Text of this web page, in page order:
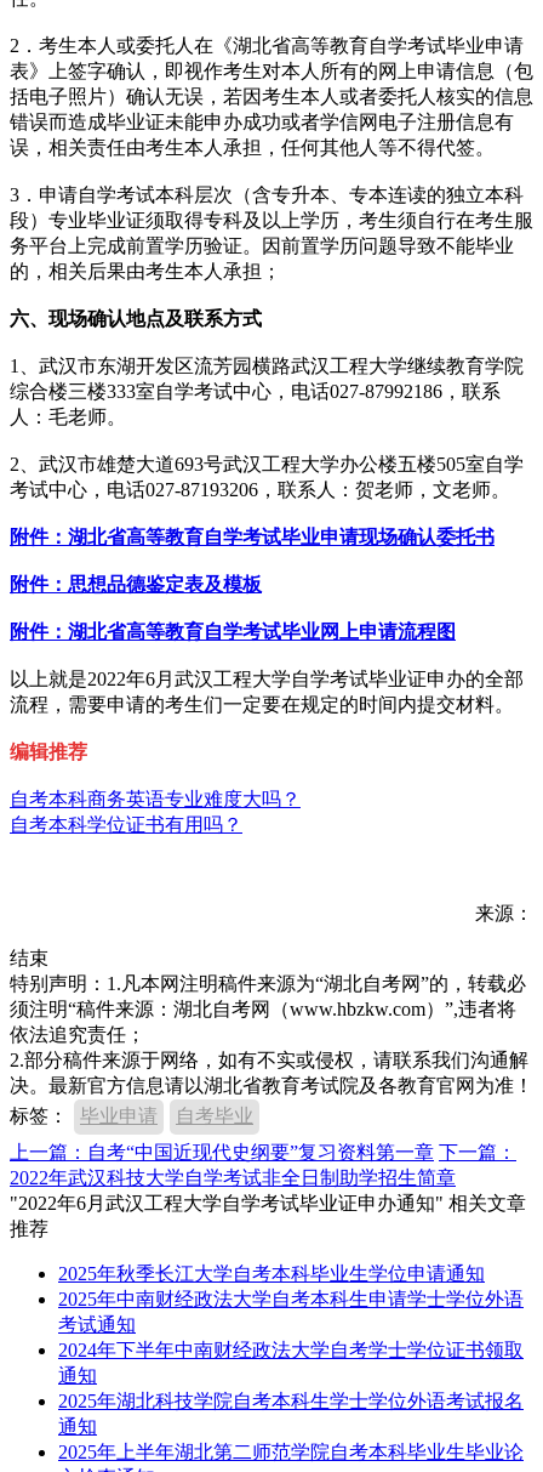
2．考生本人或委托人在《湖北省高等教育自学考试毕业申请
表》上签字确认，即视作考生对本人所有的网上申请信息（包
括电子照片）确认无误，若因考生本人或者委托人核实的信息
错误而造成毕业证未能申办成功或者学信网电子注册信息有
误，相关责任由考生本人承担，任何其他人等不得代签。
3．申请自学考试本科层次（含专升本、专本连读的独立本科
段）专业毕业证须取得专科及以上学历，考生须自行在考生服
务平台上完成前置学历验证。因前置学历问题导致不能毕业
的，相关后果由考生本人承担；
六、现场确认地点及联系方式
1、武汉市东湖开发区流芳园横路武汉工程大学继续教育学院
综合楼三楼333室自学考试中心，电话027-87992186，联系
人：毛老师。
2、武汉市雄楚大道693号武汉工程大学办公楼五楼505室自学
考试中心，电话027-87193206，联系人：贺老师，文老师。
附件：湖北省高等教育自学考试毕业申请现场确认委托书
附件：思想品德鉴定表及模板
附件：湖北省高等教育自学考试毕业网上申请流程图
以上就是2022年6月武汉工程大学自学考试毕业证申办的全部
流程，需要申请的考生们一定要在规定的时间内提交材料。
编辑推荐
自考本科商务英语专业难度大吗？
自考本科学位证书有用吗？
来源：
结束
特别声明：1.凡本网注明稿件来源为“湖北自考网”的，转载必
须注明“稿件来源：湖北自考网（www.hbzkw.com）”,违者将
依法追究责任；
2.部分稿件来源于网络，如有不实或侵权，请联系我们沟通解
决。最新官方信息请以湖北省教育考试院及各教育官网为准！
标签：
毕业申请
自考毕业
上一篇：自考“中国近现代史纲要”复习资料第一章 下一篇：
2022年武汉科技大学自学考试非全日制助学招生简章
"2022年6月武汉工程大学自学考试毕业证申办通知" 相关文章
推荐
2025年秋季长江大学自考本科毕业生学位申请通知
2025年中南财经政法大学自考本科生申请学士学位外语
考试通知
2024年下半年中南财经政法大学自考学士学位证书领取
通知
2025年湖北科技学院自考本科生学士学位外语考试报名
通知
2025年上半年湖北第二师范学院自考本科毕业生毕业论